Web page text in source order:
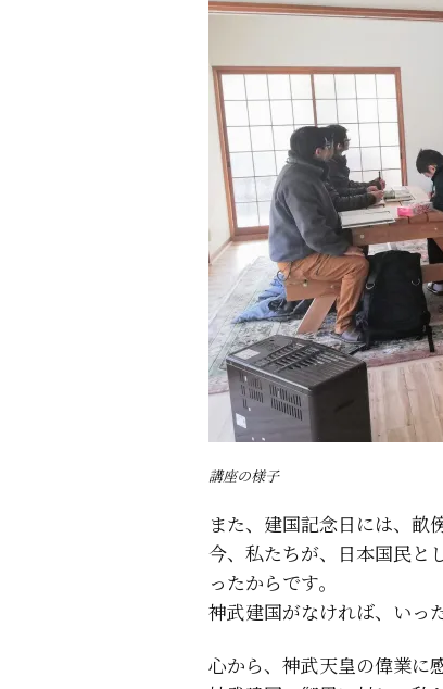
講座の様子
また、建国記念日には、畝
今、私たちが、日本国民と
ったからです。
神武建国がなければ、いっ
心から、神武天皇の偉業に